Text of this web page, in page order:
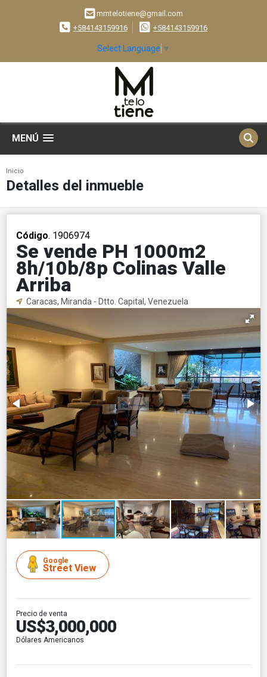
mmtelotiene@gmail.com
+584143159916
+584143159916
Select Language ▼
MENÚ
Inicio
Detalles del inmueble
Código. 1906974
Se vende PH 1000m2
8h/10b/8p Colinas Valle
Arriba
Caracas, Miranda - Dtto. Capital, Venezuela
Google
Street View
Precio de venta
US$3,000,000
Dólares Americanos